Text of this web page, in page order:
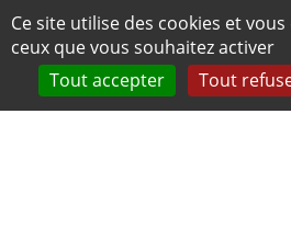
Panneau de gestion des cookies
Ce site utilise des cookies et
ceux que vous souhaitez activer
Tout accepter
Tout